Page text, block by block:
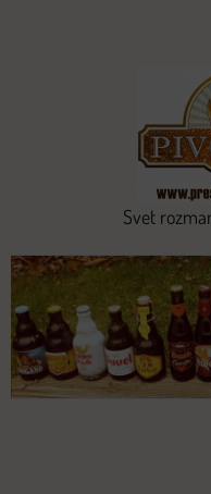
Svet